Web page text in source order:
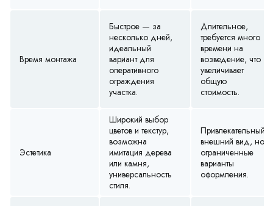
Время монтажа
Быстрое — за
несколько дней,
идеальный
вариант для
оперативного
ограждения
участка.
Длительное,
требуется много
времени на
возведение, что
увеличивает
общую
стоимость.
Эстетика
Широкий выбор
цветов и текстур,
возможна
имитация дерева
или камня,
универсальность
стиля.
Привлекательный
внешний вид, но
ограниченные
варианты
оформления.